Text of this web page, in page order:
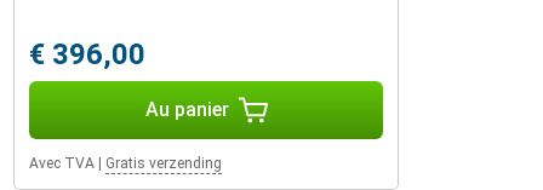
€ 396,00
Au panier
Avec TVA Gratis verzending